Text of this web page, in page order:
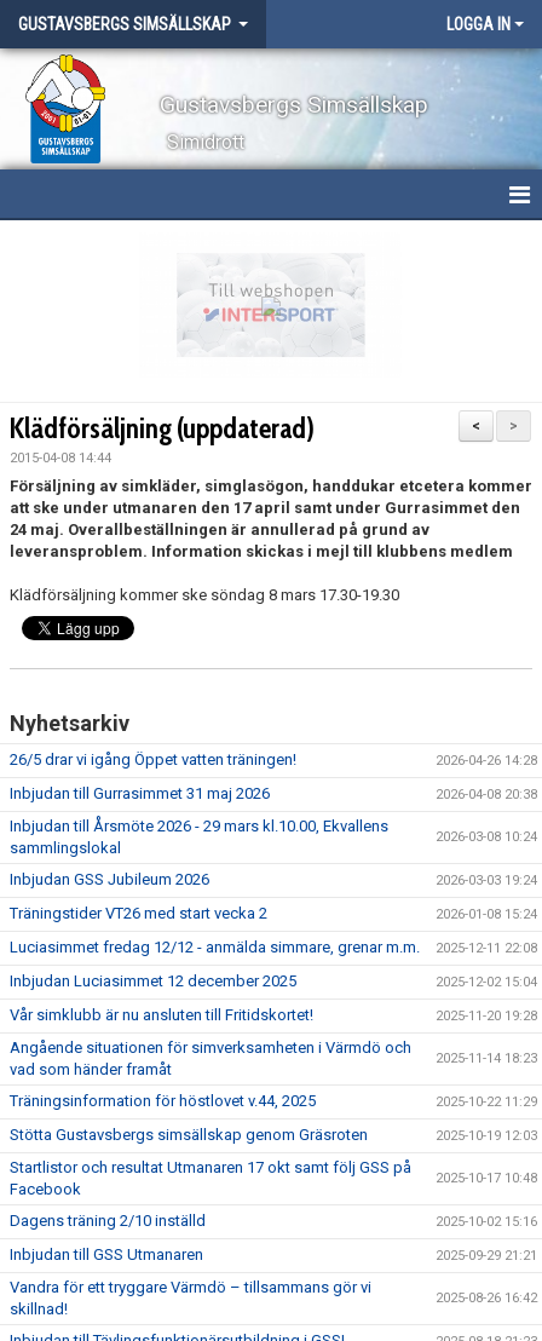
GUSTAVSBERGS SIMSÄLLSKAP LOGGA IN
Gustavsbergs Simsällskap
Simidrott
LÄGER
WEBBSHOP
TRÄNINGSAVGIFTER
>
<
Klädförsäljning (uppdaterad)
2015-04-08 14:44
Försäljning av simkläder, simglasögon, handdukar etcetera kommer
att ske under utmanaren den 17 april samt under Gurrasimmet den
24 maj. Overallbeställningen är annullerad på grund av
leveransproblem. Information skickas i mejl till klubbens medlem
Klädförsäljning kommer ske söndag 8 mars 17.30-19.30
Nyhetsarkiv
26/5 drar vi igång Öppet vatten träningen! 2026-04-26 14:28
Inbjudan till Gurrasimmet 31 maj 2026 2026-04-08 20:38
Inbjudan till Årsmöte 2026 - 29 mars kl.10.00, Ekvallens
sammlingslokal
2026-03-08 10:24
Inbjudan GSS Jubileum 2026 2026-03-03 19:24
Träningstider VT26 med start vecka 2 2026-01-08 15:24
Luciasimmet fredag 12/12 - anmälda simmare, grenar m.m. 2025-12-11 22:08
Inbjudan Luciasimmet 12 december 2025 2025-12-02 15:04
Vår simklubb är nu ansluten till Fritidskortet! 2025-11-20 19:28
Angående situationen för simverksamheten i Värmdö och
vad som händer framåt
2025-11-14 18:23
Träningsinformation för höstlovet v.44, 2025 2025-10-22 11:29
Stötta Gustavsbergs simsällskap genom Gräsroten 2025-10-19 12:03
Startlistor och resultat Utmanaren 17 okt samt följ GSS på
Facebook
2025-10-17 10:48
Dagens träning 2/10 inställd 2025-10-02 15:16
Inbjudan till GSS Utmanaren 2025-09-29 21:21
Vandra för ett tryggare Värmdö – tillsammans gör vi
skillnad!
2025-08-26 16:42